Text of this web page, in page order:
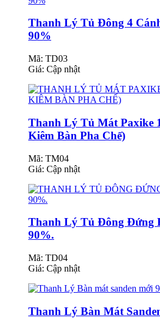
Thanh Lý Tủ Đông 4
90%
Mã: TD03
Giá: Cập nhật
Thanh Lý Tủ Mát Paxike
Kiêm Bàn Pha Chế)
Mã: TM04
Giá: Cập nhật
Thanh Lý Tủ Đông Đứng
90%.
Mã: TD04
Giá: Cập nhật
Thanh Lý Bàn Mát